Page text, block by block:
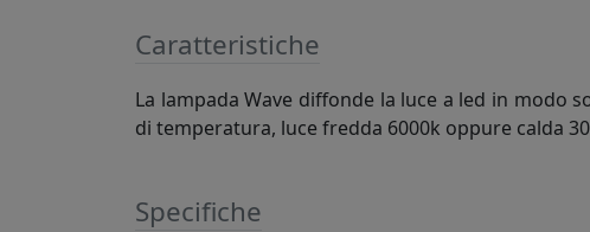
Caratteristiche
La lampada Wave diffonde la luce a led in modo
di temperatura, luce fredda 6000k oppure calda
Specifiche